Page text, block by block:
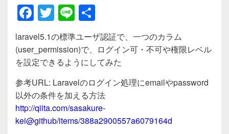
F
a
c
e
b
o
o
k
T
wi
tt
er
Li
n
e
有
laravel5.1の標準ユーザ認証で、一つのカラム
(user_permission)で、ログイン可・不可や権限レベル
を設定できるようにしてみた
参考URL: Laravelのログイン処理にemailやpassword
以外の条件を加える方法
http://qiita.com/sasakure-
kei@github/items/388a2900557a6079164d